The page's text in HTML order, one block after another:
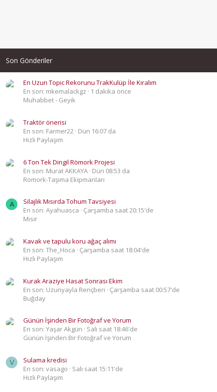
Son Gönderiler
En Uzun Topic Rekorunu TrakKulüp İle Kıralım
En son: mkemalackgz
1 dakika önce
Muhabbet - Geyik
Traktör önerisi
En son: Farmer22 Dün 16:07 da
Hızlı Paylaşım
6 Ton Tek Dingil Römork Projesi
En son: Murat AKKAYA Dün 08:53 da
Römork-Taşıma Ekipmanları
A
Silajlık Mısırda Tohum Tavsiyesi
En son: Ayahuasca
Çarşamba saat 20:15'de
Mısır
Kavak ve tapulu koru ağaç alımı
En son: The_Hoca
Çarşamba saat 18:04'de
Hızlı Paylaşım
Kurak Araziye Hasat Sonrası Ekim
En son: Uzunyayla Rençberi
Çarşamba saat 00:57'de
Buğday
Günün İşinden Bir Fotoğraf ve Yorum
En son: Yaşar Akgün
Salı saat 18:46'de
Günün İşinden Bir Fotoğraf ve Yorum
V
Sulama kredisi
En son: vasago
Salı saat 15:11'de
Hızlı Paylaşım